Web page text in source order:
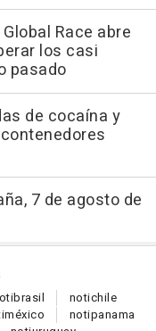
Race abre
los casi
pasado
de cocaína y
7 de agosto de
brasil notichile
méxico notipanama